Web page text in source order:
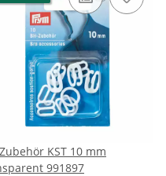
KST 10 mm
991897